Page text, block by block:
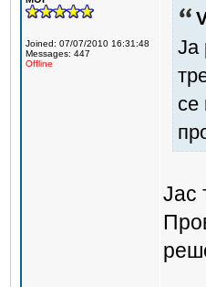
Joined: 07/07/2010 16:31:48
Messages: 447
Offline
Ја
се
Јас